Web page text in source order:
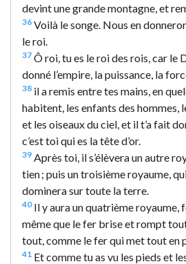
devint une grande montagne, et
36 Voilà le songe. Nous en
le roi.
37 Ô roi, tu es le roi des rois, car le
donné l’empire, la puissance, la
38 il a remis entre tes mains, en
habitent, les enfants des hommes,
et les oiseaux du ciel, et il t’a fait
c’est toi qui es la tête d’or.
39 Après toi, il s’élèvera un autre
tien ; puis un troisième royaume,
dominera sur toute la terre.
40Il y aura un quatrième royaume,
même que le fer brise et rompt
tout, comme le fer qui met tout en
41 Et comme tu as vu les pieds et